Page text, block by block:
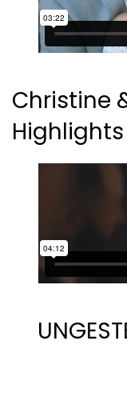
Christine
Highlights